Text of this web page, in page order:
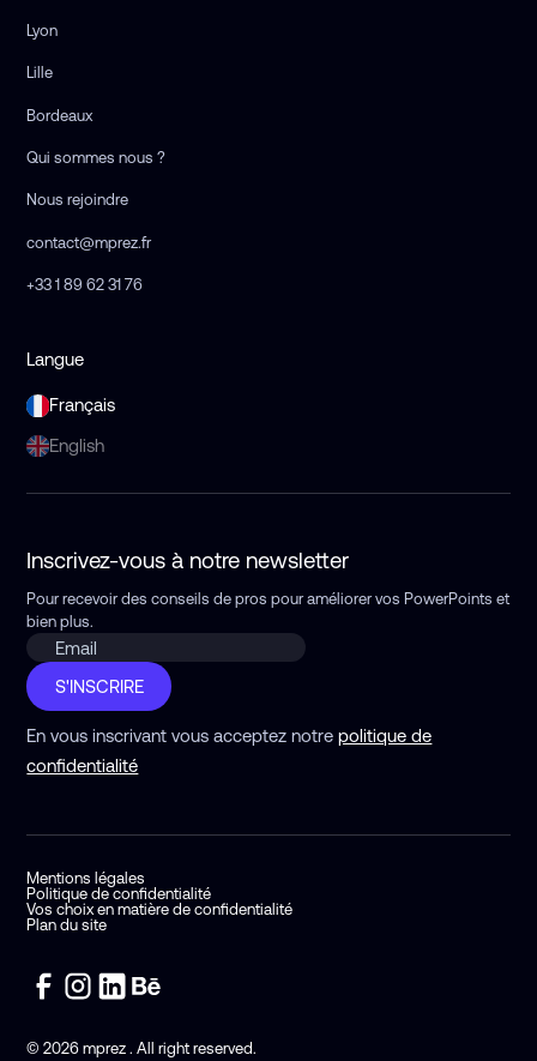
Lyon
Lille
Bordeaux
Qui sommes nous ?
Nous rejoindre
contact@mprez.fr
+33 1 89 62 31 76
Langue
Français
English
Inscrivez-vous à notre newsletter
Pour recevoir des conseils de pros pour améliorer vos PowerPointset
bien plus.
S'INSCRIRE
En vous inscrivant vous acceptez notrepolitique de
confidentialité
Mentions légales
Politique de confidentialité
Vos choix en matière de confidentialité
Plan du site
© 2026 mprez . All right reserved.